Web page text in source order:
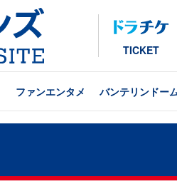
TICKET
ファンエンタメ バンテリンドー